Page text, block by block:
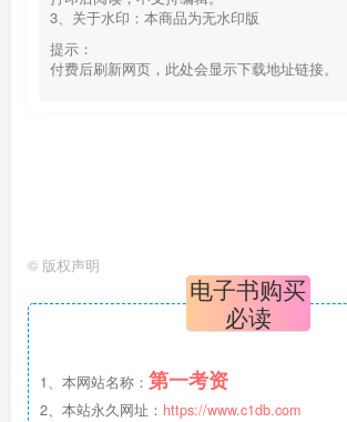
3、关于水印：本商品为无水印版
提示：
付费后刷新网页，此处会显示下载地址链接。
© 版权声明
电子书购买
必读
1、本网站名称： 第一考资
2、本站永久网址： https://www.c1db.com